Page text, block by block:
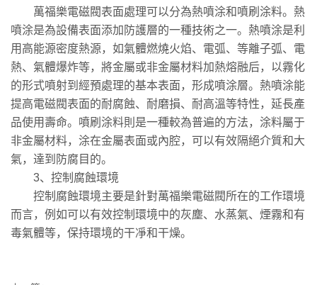
萬福樂電磁閥表面處理可以分為熱噴涂和噴刷涂料。熱
噴涂是為設備表面添加防護層的一種技術之一。熱噴涂是利
用高能源密度熱源，如氣體燃燒火焰、電弧、等離子弧、電
熱、氣體爆炸等，將金屬或非金屬材料加熱熔融后，以霧化
的形式噴射到經預處理的基本表面，形成噴涂層。熱噴涂能
提高電磁閥表面的耐腐蝕、耐磨損、耐高溫等特性，延長產
品使用壽命。噴刷涂料則是一種較為普遍的方法，涂料屬于
非金屬材料，涂在金屬表面或內腔，可以有效隔絕介質和大
氣，達到防腐目的。
3、控制腐蝕環境
控制腐蝕環境主要是針對萬福樂電磁閥所在的工作環境
而言，例如可以有效控制環境中的灰塵、水蒸氣、煙霧和有
毒氣體等，保持環境的干凈和干燥。